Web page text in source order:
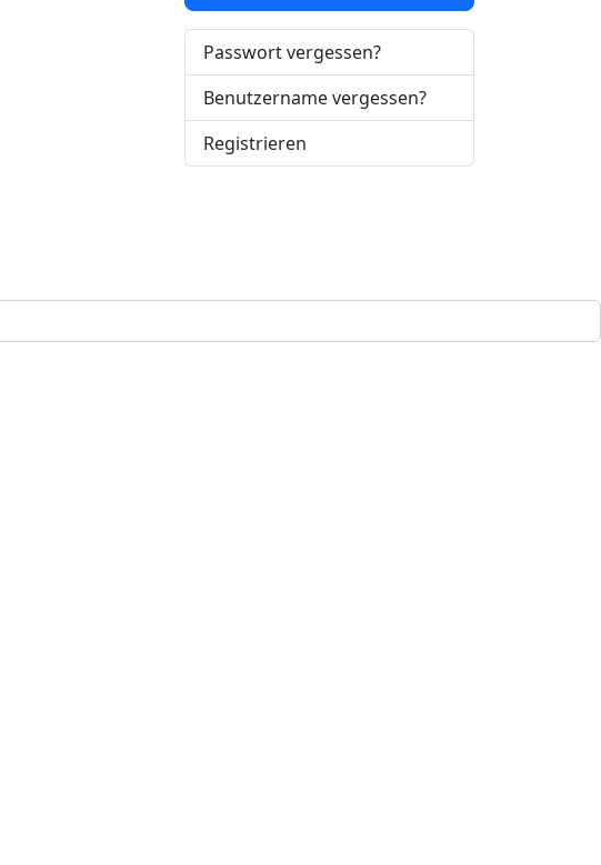
Passwort vergessen?
Benutzername vergessen?
Registrieren